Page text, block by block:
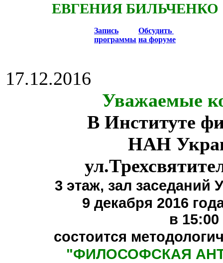
ЕВГЕНИЯ БИЛЬЧЕНКО
Запись
программы
Обсудить
на форуме
17.12.2016
Уважаемые
В Институте
НАН
3 этаж, зал заседаний
9 декабря 2016
в 15:00
состоится
"ФИЛОСОФСКАЯ